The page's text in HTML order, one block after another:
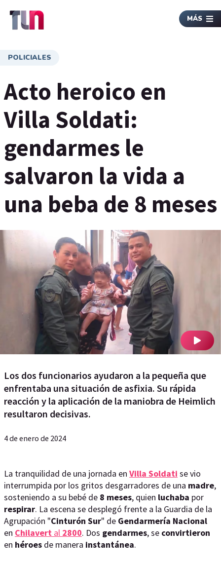
MÁS
POLICIALES
Acto heroico en
Villa Soldati:
gendarmes le
salvaron la vida a
una beba de 8 meses
Los dos funcionarios ayudaron a la pequeña que
enfrentaba una situación de asfixia. Su rápida
reacción y la aplicación de la maniobra de Heimlich
resultaron decisivas.
4 de enero de 2024
La tranquilidad de una jornada en Villa Soldati se vio
interrumpida por los gritos desgarradores de una madre,
sosteniendo a su bebé de 8 meses, quien luchaba por
respirar. La escena se desplegó frente a la Guardia de la
Agrupación "Cinturón Sur" de Gendarmería Nacional
en Chilavert al 2800. Dos gendarmes, se convirtieron
en héroes de manera instantánea.